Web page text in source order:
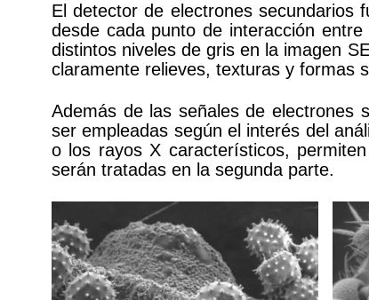
El detector de electrones secundarios
desde cada punto de interacción
distintos niveles de gris en la imagen
claramente relieves, texturas y formas
Además de las señales de electrones
ser empleadas según el interés del
o los rayos X característicos,
serán tratadas en la segunda parte.